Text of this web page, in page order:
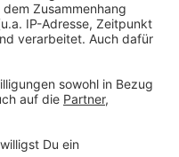
im